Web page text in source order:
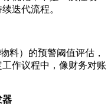
迭代流程。
料）的预警阈值评估，
作议程中，像财务对账
器